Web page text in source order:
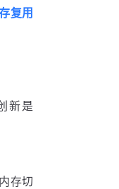
复用
新是
存切